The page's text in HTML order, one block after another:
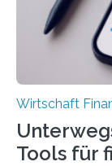
Wirtschaft
Tools für